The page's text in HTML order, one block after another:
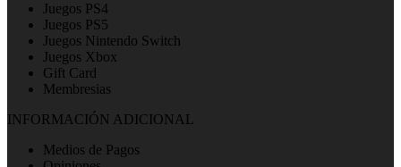
Juegos PS4
Juegos PS5
Juegos Nintendo Switch
Juegos Xbox
Gift Card
Membresias
INFORMACIÓN ADICIONAL
Medios de Pagos